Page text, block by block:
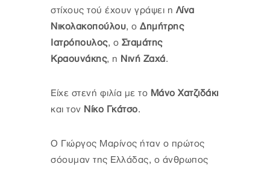
στίχους τού έχουν γράψει η Λίνα
Νικολακοπούλου, ο Δημήτρης
Ιατρόπουλος, ο Σταμάτης
Κραουνάκης, η Νινή Ζαχά.
Είχε στενή φιλία με το Μάνο Χατζιδάκι
και τον Νίκο Γκάτσο.
Ο Γιώργος Μαρίνος ήταν ο πρώτος
σόουμαν της Ελλάδας, ο άνθρωπος